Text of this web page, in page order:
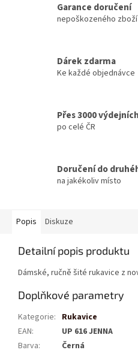
Garance doručení
nepoškozeného zboží
Dárek zdarma
Ke každé objednávce
Přes 3000
po celé ČR
Doručení do
na jakékoliv místo
Popis Diskuze
Detailní popis produktu
Dámské, ručně šité rukavice z
Doplňkové parametry
Kategorie: Rukavice
EAN:
UP 616 JENNA
Barva:
Černá